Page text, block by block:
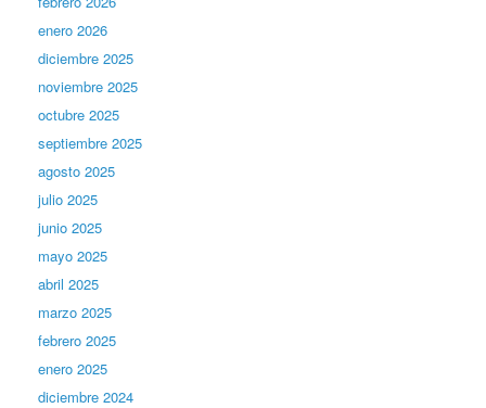
enero 2026
diciembre 2025
noviembre 2025
octubre 2025
septiembre 2025
agosto 2025
julio 2025
junio 2025
mayo 2025
abril 2025
marzo 2025
febrero 2025
enero 2025
diciembre 2024